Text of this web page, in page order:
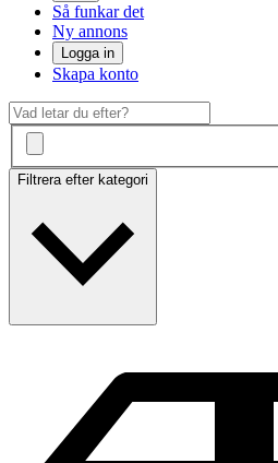
Så funkar det
Ny annons
Logga in
Skapa konto
Filtrera efter kategori